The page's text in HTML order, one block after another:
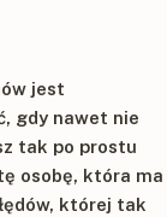
jest
gdy nawet nie
tak po prostu
osobę, która ma
której tak